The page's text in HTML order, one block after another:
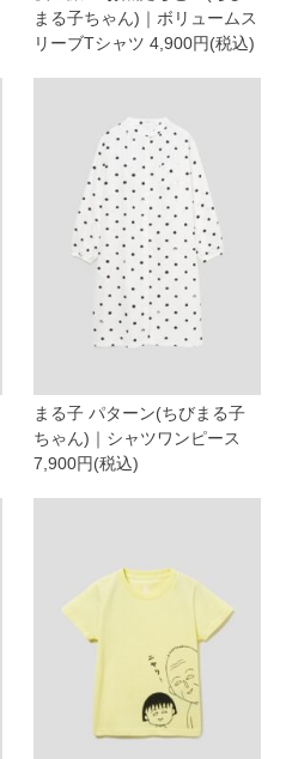
まる子ちゃん)｜ボリュームス
リーブTシャツ 4,900円(税込)
まる子 パターン(ちびまる子
ちゃん)｜シャツワンピース
7,900円(税込)